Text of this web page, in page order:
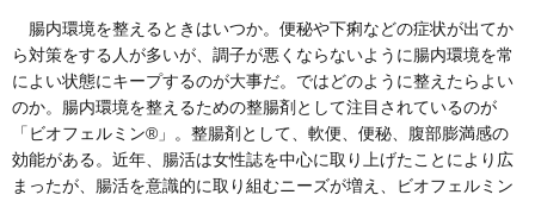
腸内環境を整えるときはいつか。便秘や下痢などの症状が出てか
ら対策をする人が多いが、調子が悪くならないように腸内環境を常
によい状態にキープするのが大事だ。ではどのように整えたらよい
のか。腸内環境を整えるための整腸剤として注目されているのが
「ビオフェルミン®」。整腸剤として、軟便、便秘、腹部膨満感の
効能がある。近年、腸活は女性誌を中心に取り上げたことにより広
まったが、腸活を意識的に取り組むニーズが増え、ビオフェルミン